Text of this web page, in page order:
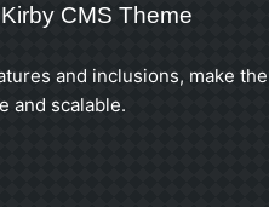
CMS Theme
and inclusions, make
and scalable.